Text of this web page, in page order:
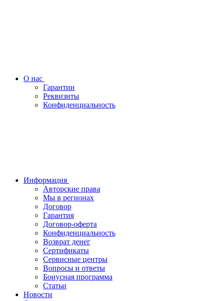
О нас
Гарантии
Реквизиты
Конфиденциальность
Информация
Авторские права
Мы в регионах
Договор
Гарантия
Договор-оферта
Конфиденциальность
Возврат денег
Сертификаты
Сервисные центры
Вопросы и ответы
Бонусная программа
Статьи
Новости